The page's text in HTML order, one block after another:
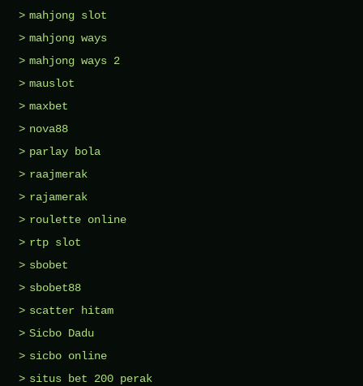
mahjong slot
mahjong ways
mahjong ways 2
mauslot
maxbet
nova88
parlay bola
raajmerak
rajamerak
roulette online
rtp slot
sbobet
sbobet88
scatter hitam
Sicbo Dadu
sicbo online
situs bet 200 perak